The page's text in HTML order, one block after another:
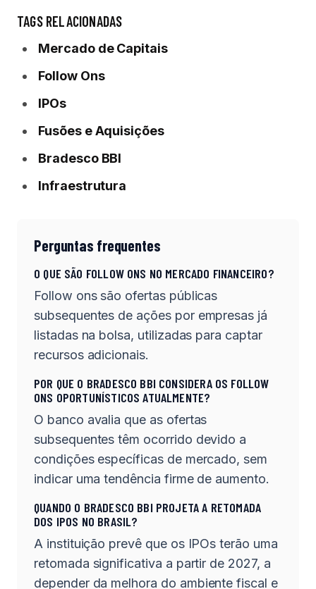
TAGS RELACIONADAS
Mercado de Capitais
Follow Ons
IPOs
Fusões e Aquisições
Bradesco BBI
Infraestrutura
Perguntas frequentes
O QUE SÃO FOLLOW ONS NO MERCADO FINANCEIRO?
Follow ons são ofertas públicas
subsequentes de ações por empresas já
listadas na bolsa, utilizadas para captar
recursos adicionais.
POR QUE O BRADESCO BBI CONSIDERA OS FOLLOW
ONS OPORTUNÍSTICOS ATUALMENTE?
O banco avalia que as ofertas
subsequentes têm ocorrido devido a
condições específicas de mercado, sem
indicar uma tendência firme de aumento.
QUANDO O BRADESCO BBI PROJETA A RETOMADA
DOS IPOS NO BRASIL?
A instituição prevê que os IPOs terão uma
retomada significativa a partir de 2027, a
depender da melhora do ambiente fiscal e